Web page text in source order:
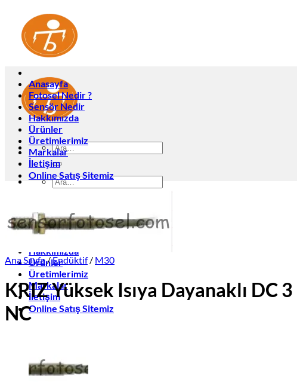
Ara:
Ara:
Anasayfa
Fotosel Nedir ?
Hakkımızda
Ürünler
Üretimlerimiz
Markalar
İletişim
Online Satış Sitemiz
Anasayfa
Fotosel Nedir ?
Sensör Nedir
Hakkımızda
Ürünler
Üretimlerimiz
Markalar
İletişim
Online Satış Sitemiz
Ana Sayfa/Endüktif / M30
KRIZ Yüksek Isıya Dayanaklı
NC